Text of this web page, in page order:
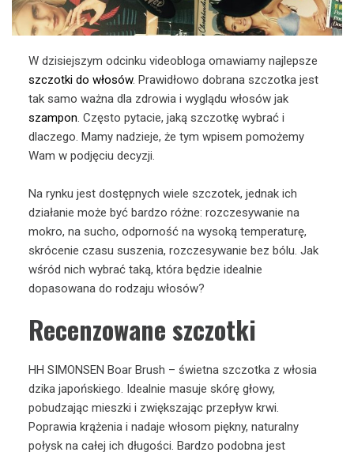
W dzisiejszym odcinku videobloga omawiamy najlepsze
szczotki do włosów. Prawidłowo dobrana szczotka jest
tak samo ważna dla zdrowia i wyglądu włosów jak
szampon. Często pytacie, jaką szczotkę wybrać i
dlaczego. Mamy nadzieje, że tym wpisem pomożemy
Wam w podjęciu decyzji.
Na rynku jest dostępnych wiele szczotek, jednak ich
działanie może być bardzo różne: rozczesywanie na
mokro, na sucho, odporność na wysoką temperaturę,
skrócenie czasu suszenia, rozczesywanie bez bólu. Jak
wśród nich wybrać taką, która będzie idealnie
dopasowana do rodzaju włosów?
Recenzowane szczotki
HH SIMONSEN Boar Brush – świetna szczotka z włosia
dzika japońskiego. Idealnie masuje skórę głowy,
pobudzając mieszki i zwiększając przepływ krwi.
Poprawia krążenia i nadaje włosom piękny, naturalny
połysk na całej ich długości. Bardzo podobna jest